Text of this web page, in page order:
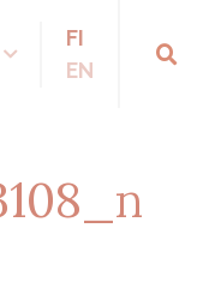
FI
EN